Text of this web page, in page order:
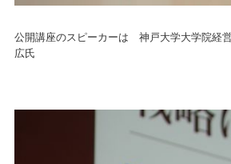
公開講座のスピーカーは 神戸大学大学院経
広氏